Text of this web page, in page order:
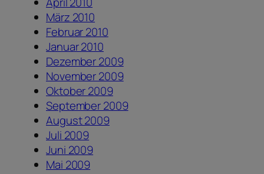
März 2010
Februar 2010
Januar 2010
Dezember 2009
November 2009
Oktober 2009
September 2009
August 2009
Juli 2009
Juni 2009
Mai 2009